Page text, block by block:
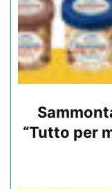
“Tutto per